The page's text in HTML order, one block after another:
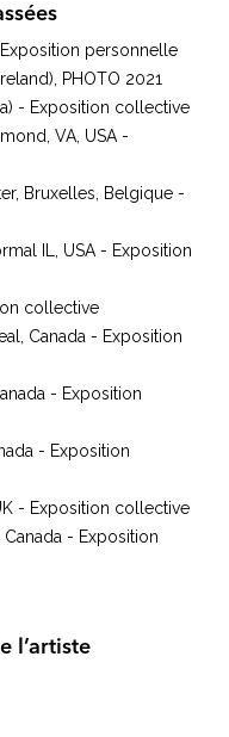
personnelle
PHOTO 2021
- Exposition collective
VA, USA -
Bruxelles, Belgique -
IL, USA - Exposition
collective
Canada - Exposition
- Exposition
- Exposition
- Exposition collective
- Exposition
l’artiste